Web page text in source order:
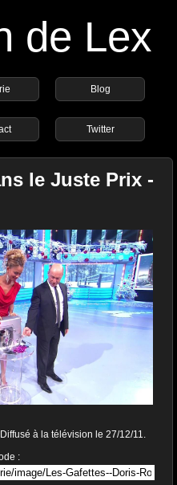
de Lex
Blog
Twitter
le Juste Prix -
à la télévision le 27/12/11.
: